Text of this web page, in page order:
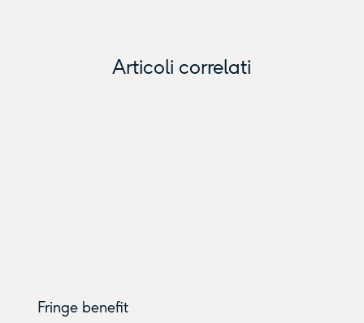
Articoli correlati
Fringe benefit